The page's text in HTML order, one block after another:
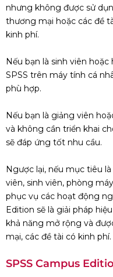
nhưng không được sử
thương mại hoặc các đề
kinh phí.
Nếu bạn là sinh viên
SPSS trên máy tính cá
phù hợp.
Nếu bạn là giảng viên
và không cần triển khai
sẽ đáp ứng tốt nhu cầu.
Ngược lại, nếu mục tiêu
viên, sinh viên, phòng
phục vụ các hoạt động
Edition sẽ là giải pháp
khả năng mở rộng và
mại, các đề tài có kinh phí.
SPSS Campus